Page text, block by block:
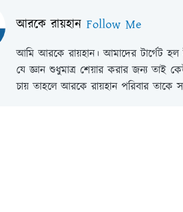
আরকে রায়হান Follow Me
আমি আরকে রায়হান। আমাদের টার্গেট হল
যে জ্ঞান শুধুমাত্র শেয়ার করার জন্য তাই
চায় তাহলে আরকে রায়হান পরিবার তাকে